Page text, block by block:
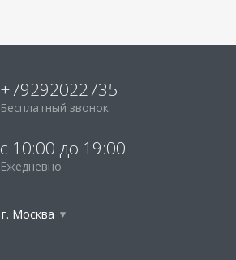
+79292022735
Бесплатный звонок
с 10:00 до 19:00
Ежедневно
г. Москва